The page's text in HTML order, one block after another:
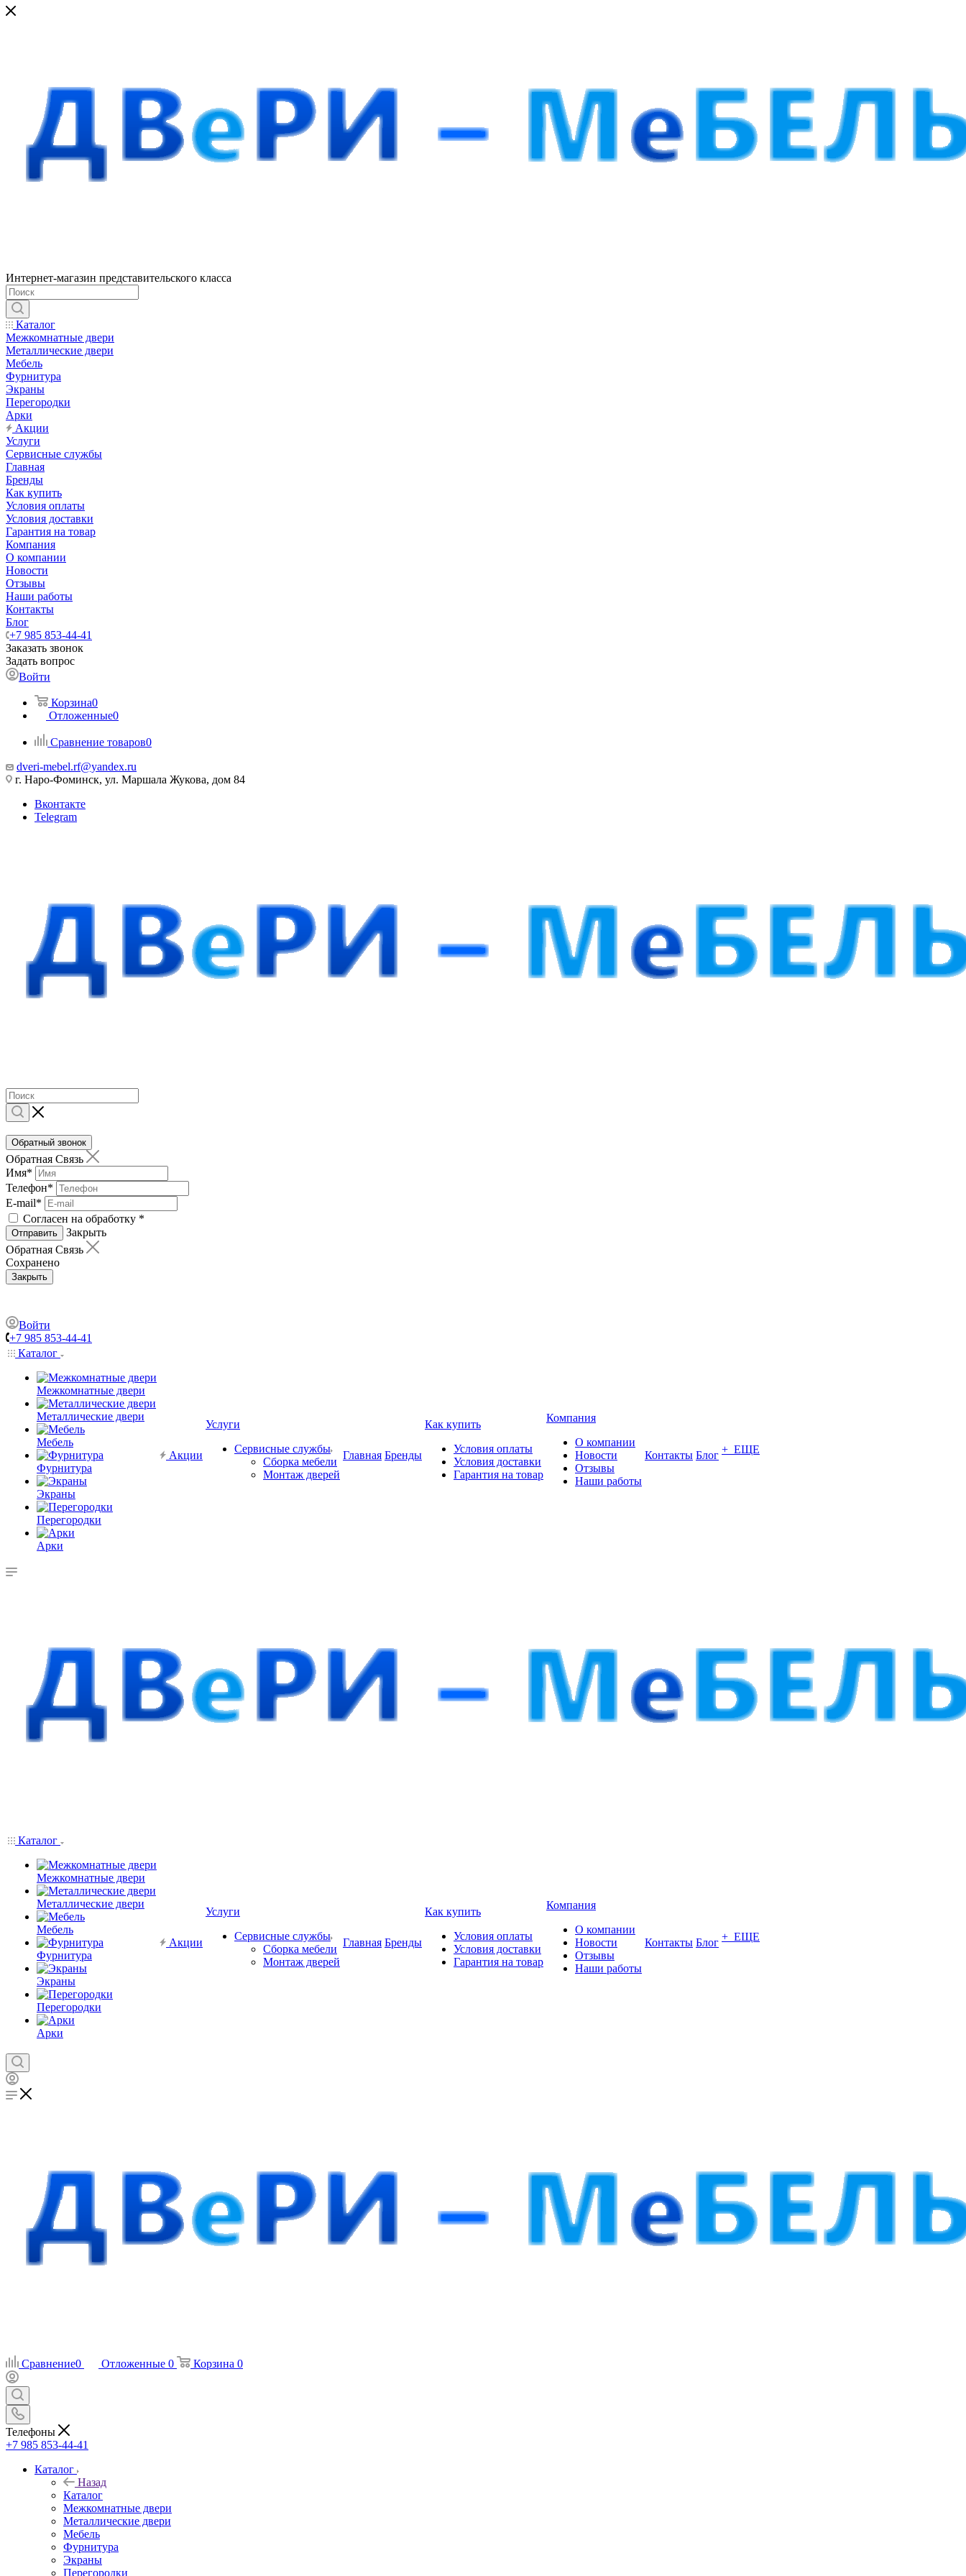
Интернет-магазин представительского класса
Каталог
Межкомнатные двери
Металлические двери
Мебель
Фурнитура
Экраны
Перегородки
Арки
Акции
Услуги
Сервисные службы
Главная
Бренды
Как купить
Условия оплаты
Условия доставки
Гарантия на товар
Компания
О компании
Новости
Отзывы
Наши работы
Контакты
Блог
+7 985 853-44-41
Заказать звонок
Задать вопрос
Войти
Корзина0
Отложенные0
Сравнение товаров0
dveri-mebel.rf@yandex.ru
г. Наро-Фоминск, ул. Маршала Жукова, дом 84
Вконтакте
Telegram
Обратный звонок
Обратная Связь
Имя*
Телефон*
E-mail*
Согласен на обработку *
Отправить
Закрыть
Обратная Связь
Сохранено
Закрыть
Войти
+7 985 853-44-41
Каталог
Межкомнатные двери
Металлические двери
Мебель
Фурнитура
Экраны
Перегородки
Арки
Акции
Услуги
Сервисные службы
Сборка мебели
Монтаж дверей
Главная Бренды
Как купить
Условия оплаты
Условия доставки
Гарантия на товар
Компания
О компании
Новости
Отзывы
Наши работы
Контакты Блог + ЕЩЕ
Каталог
Межкомнатные двери
Металлические двери
Мебель
Фурнитура
Экраны
Перегородки
Арки
Акции
Услуги
Сервисные службы
Сборка мебели
Монтаж дверей
Главная Бренды
Как купить
Условия оплаты
Условия доставки
Гарантия на товар
Компания
О компании
Новости
Отзывы
Наши работы
Контакты Блог + ЕЩЕ
Сравнение0 Отложенные 0 Корзина 0
Телефоны
+7 985 853-44-41
Каталог
Назад
Каталог
Межкомнатные двери
Металлические двери
Мебель
Фурнитура
Экраны
Перегородки